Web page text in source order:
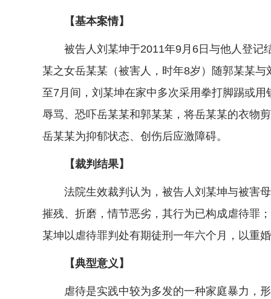
【基本案情】
被告人刘某坤于2011年9月6日与他人登记
某之女岳某某（被害人，时年8岁）随郭某某
至7月间，刘某坤在家中多次采用拳打脚踢或
辱骂、恐吓岳某某和郭某某，将岳某某的衣物
岳某某为抑郁状态、创伤后应激障碍。
【裁判结果】
法院生效裁判认为，被告人刘某坤与被害母
摧残、折磨，情节恶劣，其行为已构成虐待罪
某坤以虐待罪判处有期徒刑一年六个月，以重
【典型意义】
虐待是实践中较为多发的一种家庭暴力，形